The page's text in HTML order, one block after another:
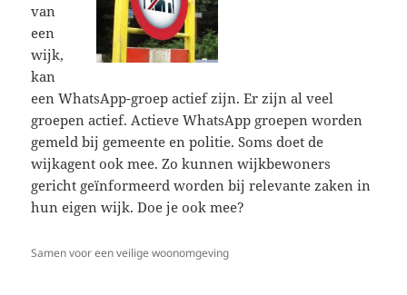
van
een
wijk,
kan
een WhatsApp-groep actief zijn. Er zijn al veel
groepen actief. Actieve WhatsApp groepen worden
gemeld bij gemeente en politie. Soms doet de
wijkagent ook mee. Zo kunnen wijkbewoners
gericht geïnformeerd worden bij relevante zaken in
hun eigen wijk. Doe je ook mee?
Samen voor een veilige woonomgeving